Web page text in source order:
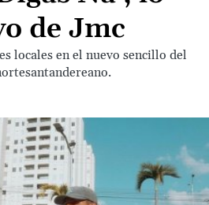
de Jmc
locales en el nuevo sencillo del